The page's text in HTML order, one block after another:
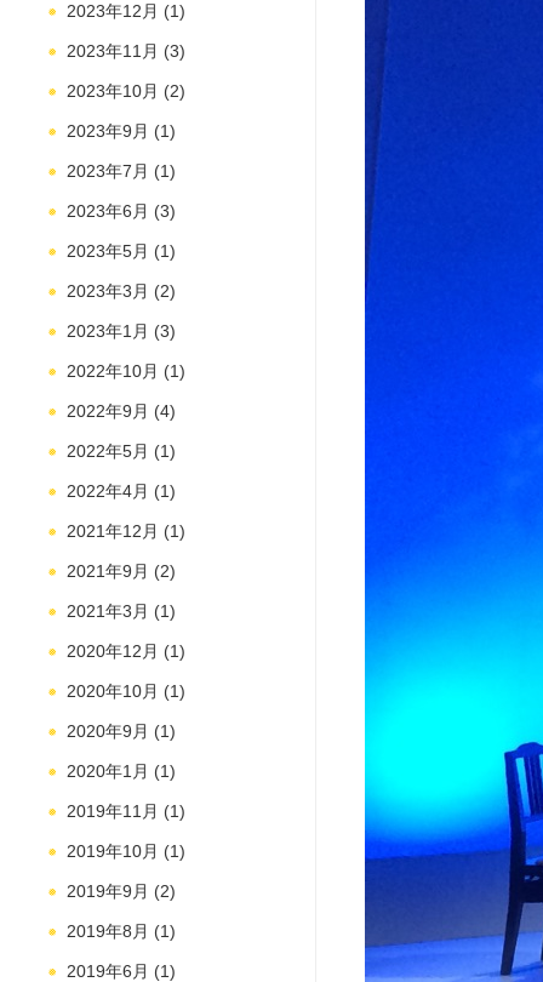
2023年12月 (1)
2023年11月 (3)
2023年10月 (2)
2023年9月 (1)
2023年7月 (1)
2023年6月 (3)
2023年5月 (1)
2023年3月 (2)
2023年1月 (3)
2022年10月 (1)
2022年9月 (4)
2022年5月 (1)
2022年4月 (1)
2021年12月 (1)
2021年9月 (2)
2021年3月 (1)
2020年12月 (1)
2020年10月 (1)
2020年9月 (1)
2020年1月 (1)
2019年11月 (1)
2019年10月 (1)
2019年9月 (2)
2019年8月 (1)
2019年6月 (1)